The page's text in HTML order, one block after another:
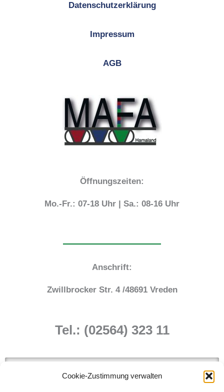
Cookie-Zustimmung verwalten
Datenschutzerklärung
Impressum
AGB
Öffnungszeiten:
Mo.-Fr.: 07-18 Uhr | Sa.: 08-16 Uhr
Anschrift:
Zwillbrocker Str. 4 /48691 Vreden
Tel.: (02564) 323 11